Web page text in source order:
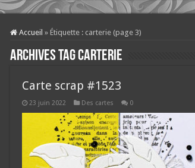
Accueil » Étiquette : carterie(page 3)
Archives tagcarterie
Carte scrap #1523
23 juin 2022 Des cartes 0